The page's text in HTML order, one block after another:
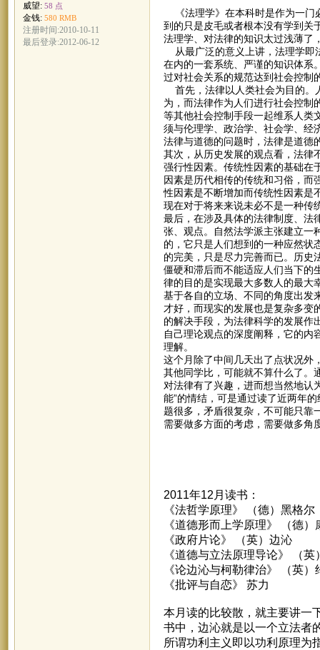
威望: 58 点
金钱: 580 RMB
注册时间:2010-10-11
最后登录:2012-06-12
《法理学》在本科时是作为一门
到的只是皮毛或者根本没有学到关
法理学、对法律的知识太过浅薄了
从最广泛的意义上讲，法理学即
在内的一套系统、严谨的知识体系
过对社会关系的规范达到社会控制
首先，法律以人类社会为目的。
为，而法律作为人们进行社会控制
等其他社会控制手段一起维系人类
须与伦理学、政治学、社会学、经
法律与道德的问题时，法律是道德
其次，从历史发展的观点看，法律
强行性因素。传统性因素的基础在
因素是历代相传的传统和习俗，而
性因素是不断增加而传统性因素是
现在对于将来来说未必不是一种传
最后，在涉及具体的法律制度、法
张、观点。自然法学派主张建立一
的，它只是人们想到的一种应然状
的完美，只是尽力完善而已。历史
僵硬和滞后而不能适应人们当下的
律的目的是实现最大多数人的最大
基于各自的立场、不同的角度出发
才好，而现实的发展也是复杂多变
的解决手段，为法律科学的发展作
自己理论观点的深度阐释，它的内
理解。
这个月除了中间几天出了点状况外
其他同学比，可能就不算什么了。
对法律有了兴趣，进而想当然地认
能”的情结，可是通过读了近两年
题很多，矛盾很复杂，不可能只靠
需要做多方面的考虑，需要做多角
2011年12月读书：
《法哲学原理》 （德）黑格尔
《道德形而上学原理》 （德）
《政府片论》 （英）边沁
《道德与立法原理导论》 （英
《论边沁与柯勒律治》 （英）
《批评与自恋》 苏力
本月读的比较散，就主要讲一
书中，边沁就是以一个立法者
所谓功利主义即以功利原理为